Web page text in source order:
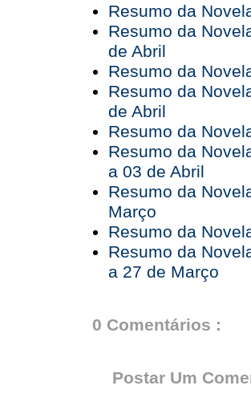
Resumo da
Resumo da
de Abril
Resumo da
Resumo da
de Abril
Resumo da
Resumo da
a 03 de Abril
Resumo da
Março
Resumo da
Resumo da
a 27 de Março
0 Comentários :
Postar Um